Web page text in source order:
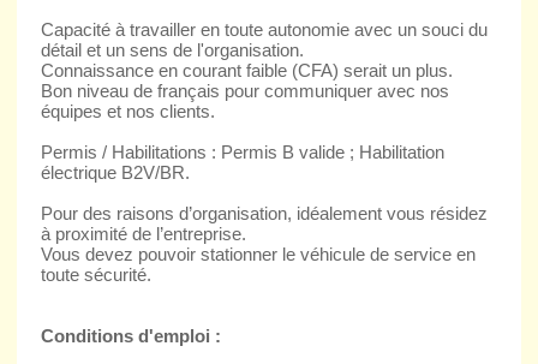
Capacité à travailler en toute autonomie avec un souci du
détail et un sens de l'organisation.
Connaissance en courant faible (CFA) serait un plus.
Bon niveau de français pour communiquer avec nos
équipes et nos clients.
Permis / Habilitations : Permis B valide ; Habilitation
électrique B2V/BR.
Pour des raisons d’organisation, idéalement vous résidez
à proximité de l’entreprise.
Vous devez pouvoir stationner le véhicule de service en
toute sécurité.
Conditions d'emploi :